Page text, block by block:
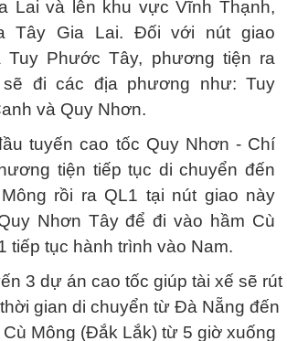
Lai và lên khu vực Vĩnh Thạnh,
Tây Gia Lai. Đối với nút giao
Tuy Phước Tây, phương tiện ra
đi các địa phương như: Tuy
và Quy Nhơn.
tuyến cao tốc Quy Nhơn - Chí
tiện tiếp tục di chuyển đến
rồi ra QL1 tại nút giao này
Nhơn Tây để đi vào hầm Cù
tiếp tục hành trình vào Nam.